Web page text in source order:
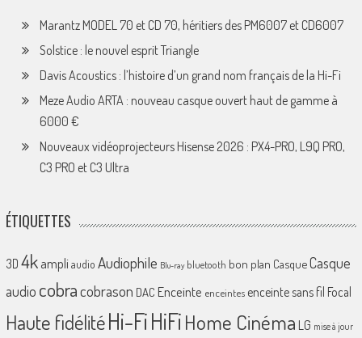
Marantz MODEL 70 et CD 70, héritiers des PM6007 et CD6007
Solstice : le nouvel esprit Triangle
Davis Acoustics : l’histoire d’un grand nom français de la Hi-Fi
Meze Audio ARTA : nouveau casque ouvert haut de gamme à
6000 €
Nouveaux vidéoprojecteurs Hisense 2026 : PX4-PRO, L9Q PRO,
C3 PRO et C3 Ultra
ÉTIQUETTES
3D 4k ampliaudio Audiophile Blu-ray bluetooth bon plan CasqueCasque
audio cobracobrason DAC Enceinte enceintes enceinte sans fil Focal
Haute fidélitéHi-FiHiFiHome Cinéma LG mise à jour